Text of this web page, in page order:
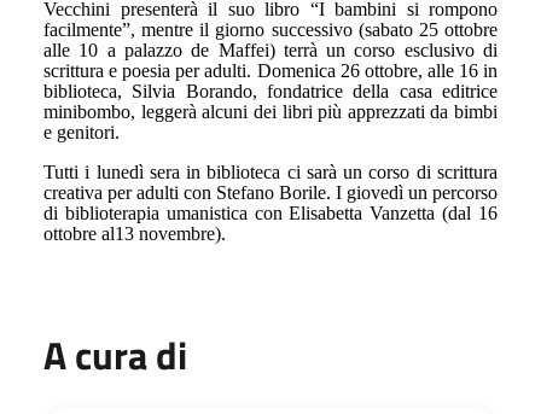
Vecchini presenterà il suo libro “I bambini si rompono
facilmente”, mentre il giorno successivo (sabato 25 ottobre
alle 10 a palazzo de Maffei) terrà un corso esclusivo di
scrittura e poesia per adulti. Domenica 26 ottobre, alle 16 in
biblioteca, Silvia Borando, fondatrice della casa editrice
minibombo, leggerà alcuni dei libri più apprezzati da bimbi
e genitori.
Tutti i lunedì sera in biblioteca ci sarà un corso di scrittura
creativa per adulti con Stefano Borile. I giovedì un percorso
di biblioterapia umanistica con Elisabetta Vanzetta (dal 16
ottobre al13 novembre).
A cura di